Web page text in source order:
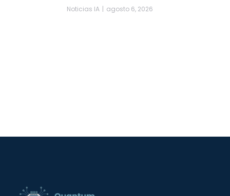
Noticias IA agosto 6, 2026